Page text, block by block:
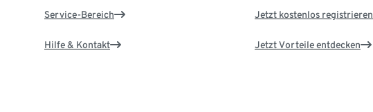
Service-Bereich
Hilfe & Kontakt
Jetzt kostenlos registrieren
Jetzt Vorteile entdecken